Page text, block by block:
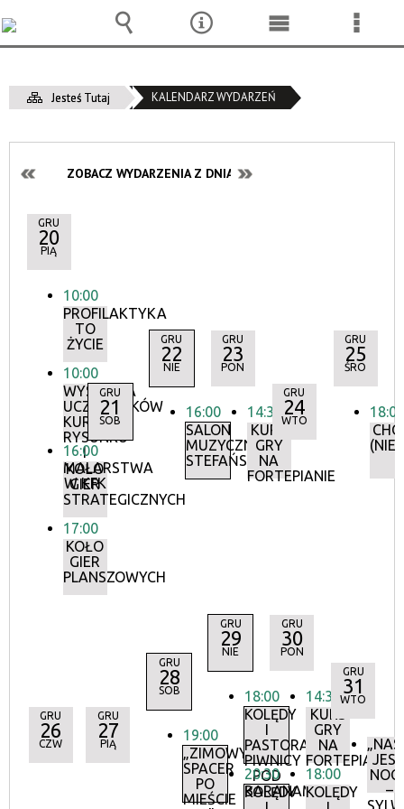
Jesteś Tutaj KALENDARZ WYDARZEŃ
ZOBACZ WYDARZENIA Z DNIA:
GRU
20
PIĄ
10:00
PROFILAKTYKA
TO
ŻYCIE
10:00
WYSTAWA
UCZESTNIKÓW
KURSU
RYSUNKU
I
MALARSTWA
W KFK
16:00
KOŁO
GIER
STRATEGICZNYCH
17:00
KOŁO
GIER
PLANSZOWYCH
GRU
21
SOB
GRU
22
NIE
16:00
SALON
MUZYCZNY
STEFAŃSKICH
GRU
23
PON
14:30
KURS
GRY
NA
FORTEPIANIE
GRU
24
WTO
GRU
25
ŚRO
18:00
GRU
26
CZW
GRU
27
PIĄ
GRU
28
SOB
19:00
„ZIMOWY
SPACER
PO
MIEŚCIE
GRU
29
NIE
18:00
KOLĘDY
I
PASTORAŁKI
PIWNICY
POD
BARANAMI
20:30
KOLĘDY
GRU
30
PON
14:30
KURS
GRY
NA
FORTEPIANIE
18:00
KOLĘDY
GRU
31
WTO
–
Wyszukiwarka
NarzędziaMenu
Menu